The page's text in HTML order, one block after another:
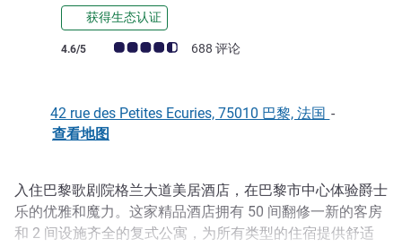
获得生态认证
客户意见评级 (ALL 评级)
4.6/5 688 评论
42 rue des Petites Ecuries, 75010 巴黎, 法国 -
查看地图
描述
入住巴黎歌剧院格兰大道美居酒店，在巴黎市中心体验爵士
乐的优雅和魔力。这家精品酒店拥有 50 间翻修一新的客房
和 2 间设施齐全的复式公寓，为所有类型的住宿提供舒适